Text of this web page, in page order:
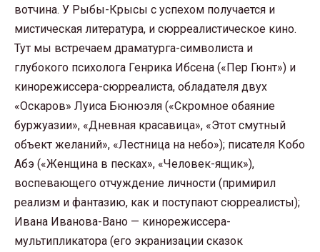
вотчина. У Рыбы-Крысы с успехом получается и
мистическая литература, и сюрреалистическое кино.
Тут мы встречаем драматурга-символиста и
глубокого психолога Генрика Ибсена («Пер Гюнт») и
кинорежиссера-сюрреалиста, обладателя двух
«Оскаров» Луиса Бюнюэля («Скромное обаяние
буржуазии», «Дневная красавица», «Этот смутный
объект желаний», «Лестница на небо»); писателя Кобо
Абэ («Женщина в песках», «Человек-ящик»),
воспевающего отчуждение личности (примирил
реализм и фантазию, как и поступают сюрреалисты);
Ивана Иванова-Вано — кинорежиссера-
мультипликатора (его экранизации сказок